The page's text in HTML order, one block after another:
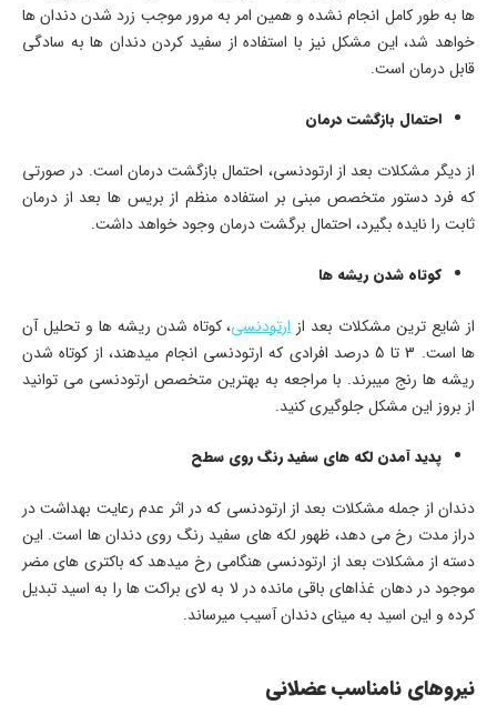
ها به طور کامل انجام نشده و همین امر به مرور موجب زرد شدن دندان ها
خواهد شد، این مشکل نیز با استفاده از سفید کردن دندان ها به سادگی
قابل درمان است.
احتمال بازگشت درمان
از دیگر مشکلات بعد از ارتودنسی، احتمال بازگشت درمان است. در صورتی
که فرد دستور متخصص مبنی بر استفاده منظم از بریس ها بعد از درمان
ثابت را نایده بگیرد، احتمال برگشت درمان وجود خواهد داشت.
کوتاه شدن ریشه ها
از شایع ترین مشکلات بعد ازارتودنسی، کوتاه شدن ریشه ها و تحلیل آن
ها است. 3 تا 5 درصد افرادی که ارتودنسی انجام می­دهند، از کوتاه شدن
ریشه ها رنج می­برند. با مراجعه به بهترین متخصص ارتودنسی می توانید
از بروز این مشکل جلوگیری کنید.
پدید آمدن لکه های سفید رنگ روی سطح
دندان از جمله مشکلات بعد از ارتودنسی که در اثر عدم رعایت بهداشت در
دراز مدت رخ می دهد، ظهور لکه های سفید رنگ روی دندان ها است. این
دسته از مشکلات بعد از ارتودنسی هنگامی رخ می­دهد که باکتری های مضر
موجود در دهان غذاهای باقی مانده در لا به لای براکت ها را به اسید تبدیل
کرده و این اسید به مینای دندان آسیب می­رساند.
نیروهای نامناسب عضلانی